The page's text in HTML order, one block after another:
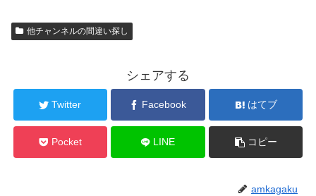
他チャンネルの間違い探し
シェアする
Twitter Facebook はてブ
Pocket LINE コピー
amkagaku